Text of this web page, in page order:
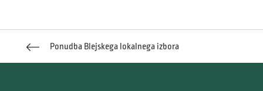
Ponudba Blejskega lokalnega izbora